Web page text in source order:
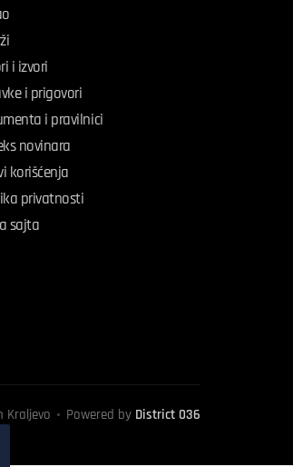
i izvori
i prigovori
i pravilnici
novinara
korišćenja
privatnosti
sajta
Kraljevo Powered by District 036